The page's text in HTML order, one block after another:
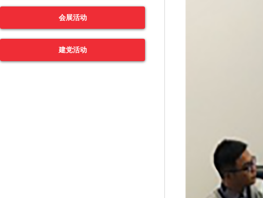
会展活动
建党活动